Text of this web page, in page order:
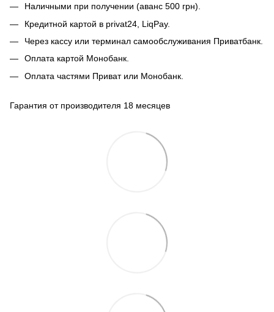
Наличными при получении (аванс 500 грн).
Кредитной картой в privat24, LiqPay.
Через кассу или терминал самообслуживания Приватбанк.
Оплата картой Монобанк.
Оплата частями Приват или Монобанк.
Гарантия от производителя 18 месяцев